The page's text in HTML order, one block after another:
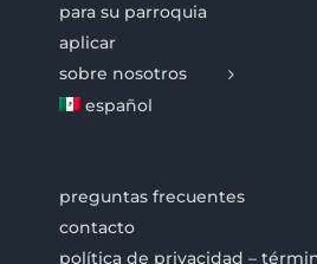
para su parroquia
aplicar
sobre nosotros
español
preguntas frecuentes
contacto
política de privacidad –